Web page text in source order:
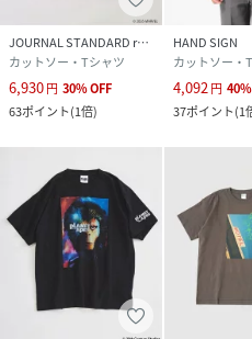
JOURNAL STANDARD relume
カットソー・Tシャツ
6,930円 30%OFF
63ポイント(1倍)
HAND SIGN
カットソー・
4,092円 40%
37ポイント(1